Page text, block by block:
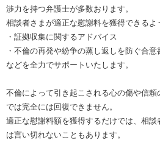
渉力を持つ弁護士が多数おります。
相談者さまが適正な慰謝料を獲得できるよ
・証拠収集に関するアドバイス
・不倫の再発や紛争の蒸し返しを防ぐ合
などを全力でサポートいたします。
不倫によって引き起こされる心の傷や信
では完全には回復できません。
適正な慰謝料額を獲得するだけでは、相談
は言い切れないこともあります。